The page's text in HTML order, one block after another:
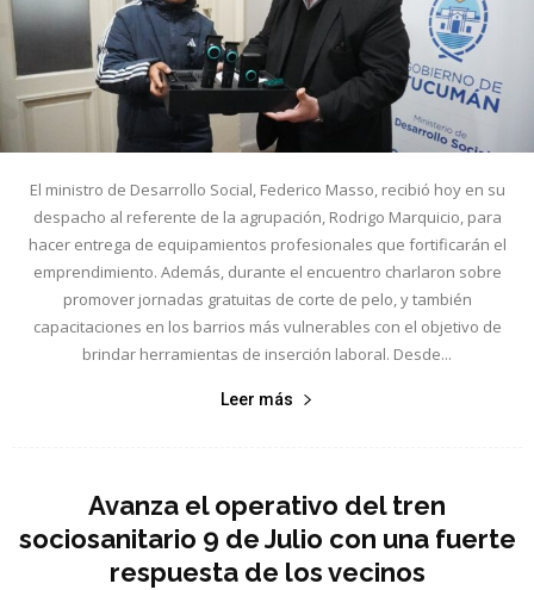
El ministro de Desarrollo Social, Federico Masso, recibió hoy en su
despacho al referente de la agrupación, Rodrigo Marquicio, para
hacer entrega de equipamientos profesionales que fortificarán el
emprendimiento. Además, durante el encuentro charlaron sobre
promover jornadas gratuitas de corte de pelo, y también
capacitaciones en los barrios más vulnerables con el objetivo de
brindar herramientas de inserción laboral. Desde...
Leer más
Avanza el operativo del tren
sociosanitario 9 de Julio con una fuerte
respuesta de los vecinos